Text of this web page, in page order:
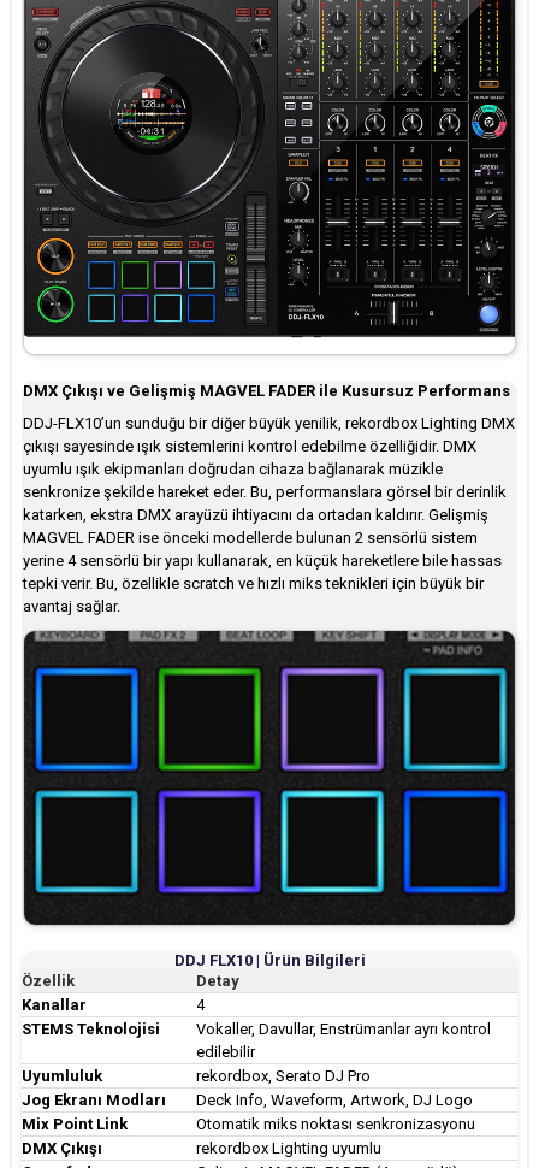
DMX Çıkışı ve Gelişmiş MAGVEL FADER ile Kusursuz Performans
DDJ-FLX10’un sunduğu bir diğer büyük yenilik, rekordbox Lighting DMX
çıkışı sayesinde ışık sistemlerini kontrol edebilme özelliğidir. DMX
uyumlu ışık ekipmanları doğrudan cihaza bağlanarak müzikle
senkronize şekilde hareket eder. Bu, performanslara görsel bir derinlik
katarken, ekstra DMX arayüzü ihtiyacını da ortadan kaldırır. Gelişmiş
MAGVEL FADER ise önceki modellerde bulunan 2 sensörlü sistem
yerine 4 sensörlü bir yapı kullanarak, en küçük hareketlere bile hassas
tepki verir. Bu, özellikle scratch ve hızlı miks teknikleri için büyük bir
avantaj sağlar.
DDJ FLX10 | Ürün Bilgileri
Özellik
Detay
Kanallar
4
STEMS Teknolojisi
Vokaller, Davullar, Enstrümanlar ayrı kontrol
edilebilir
Uyumluluk
rekordbox, Serato DJ Pro
Jog Ekranı Modları
Deck Info, Waveform, Artwork, DJ Logo
Mix Point Link
Otomatik miks noktası senkronizasyonu
DMX Çıkışı
rekordbox Lighting uyumlu